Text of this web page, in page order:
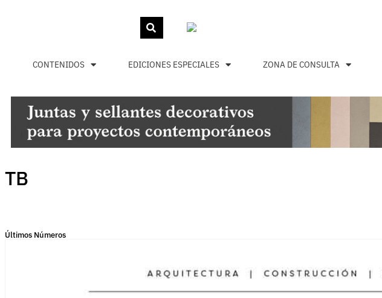
CONTENIDOS EDICIONES ESPECIALES ZONA DE CONSULTA
TB
Últimos Números